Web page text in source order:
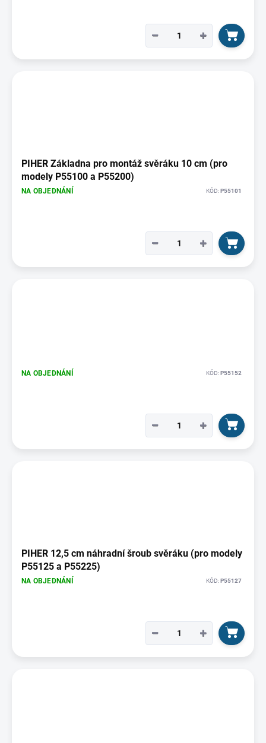
+
−
PIHER Základna pro montáž svěráku 10 cm (pro
modely P55100 a P55200)
NA OBJEDNÁNÍ KÓD: P55101
+
−
NA OBJEDNÁNÍ KÓD:P55152
+
−
PIHER 12,5 cm náhradní šroub svěráku (pro modely
P55125 a P55225)
NA OBJEDNÁNÍ KÓD:P55127
+
−